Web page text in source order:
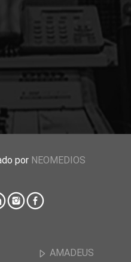
AMADEUS
por NEOMEDIOS